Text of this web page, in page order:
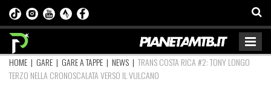
HOME | GARE | GARE A TAPPE | NEWS | TRANS COSTA RICA #2: TONY LONGO
TERZO NELLA CRONOSCALATA VERSO IL VULCANO